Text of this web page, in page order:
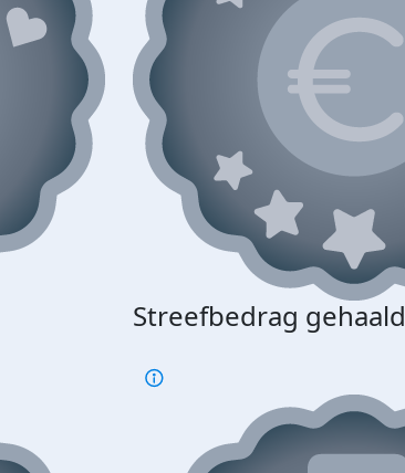
Streefbedrag gehaald